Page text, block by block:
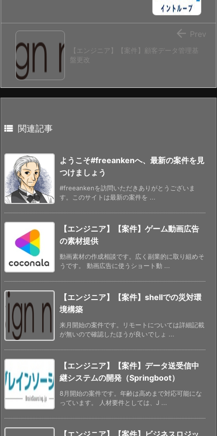
【エンジニア】【案件】顧客データ管理基
盤更改
 Prev
 関連記事
ようこそ#freeankenへ、最新の案件を見
つけましょう
#freeankenを訪問いただきありがとうございま
す。このサイトは最新の案件を ...
【エンジニア】【案件】ゲーム動画広告
の素材提供
動画素材の作成相談です。広く副業的に取り組めそ
うです。 動画広告に使うショート動 ...
【エンジニア】【案件】shellでの災対環
境構築
来月開始の案件です。リモートについては詳細記載
が無いので確認したほうが良いでしょ ...
【エンジニア】【案件】データ送受信中
継システムの開発（Springboot）
8月開始の案件です。年齢は高めまで対応可能にな
っています。 人材要件としては、J ...
【エンジニア】【案件】ビジネスロジッ